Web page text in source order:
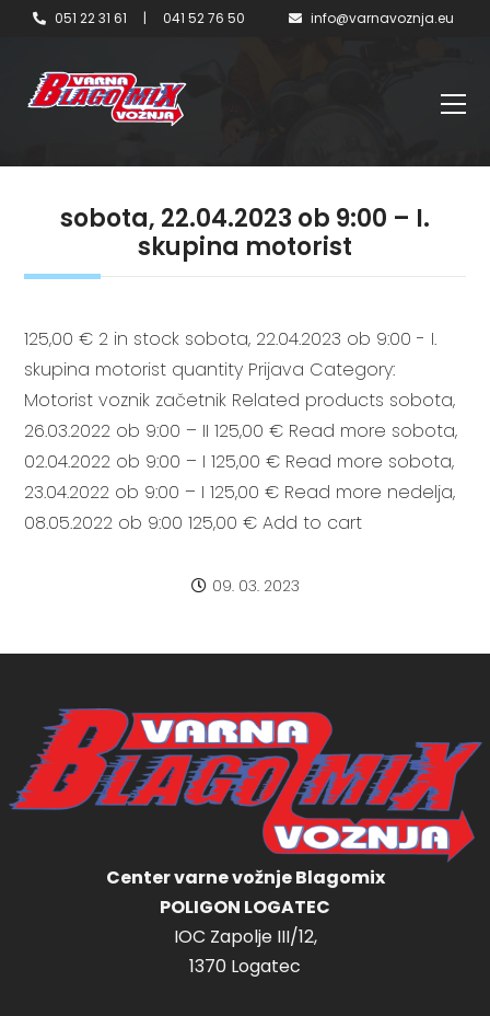
051 22 31 61 | 041 52 76 50 info@varnavoznja.eu
sobota, 22.04.2023 ob 9:00 – I.
skupina motorist
125,00 € 2 in stock sobota, 22.04.2023 ob 9:00 - I.
skupina motorist quantity Prijava Category:
Motorist voznik začetnik Related products sobota,
26.03.2022 ob 9:00 – II 125,00 € Read more sobota,
02.04.2022 ob 9:00 – I 125,00 € Read more sobota,
23.04.2022 ob 9:00 – I 125,00 € Read more nedelja,
08.05.2022 ob 9:00 125,00 € Add to cart
09. 03. 2023
Center varne vožnje Blagomix
POLIGON LOGATEC
IOC Zapolje III/12,
1370 Logatec